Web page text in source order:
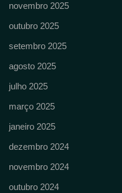
novembro 2025
outubro 2025
setembro 2025
agosto 2025
julho 2025
março 2025
janeiro 2025
dezembro 2024
novembro 2024
outubro 2024